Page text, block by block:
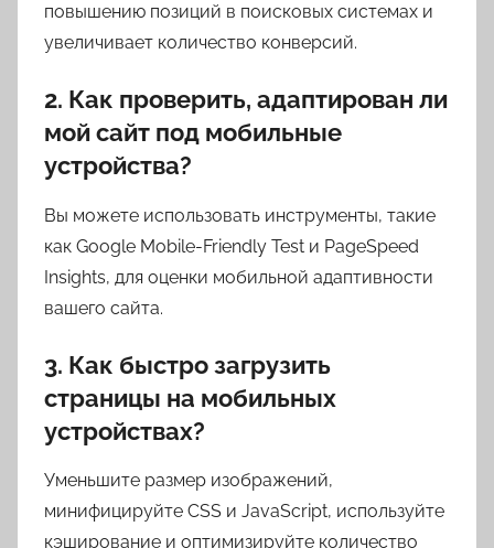
повышению позиций в поисковых системах и
увеличивает количество конверсий.
2. Как проверить, адаптирован ли
мой сайт под мобильные
устройства?
Вы можете использовать инструменты, такие
как Google Mobile-Friendly Test и PageSpeed
Insights, для оценки мобильной адаптивности
вашего сайта.
3. Как быстро загрузить
страницы на мобильных
устройствах?
Уменьшите размер изображений,
минифицируйте CSS и JavaScript, используйте
кэширование и оптимизируйте количество